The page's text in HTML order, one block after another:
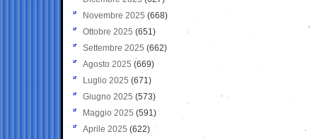
Novembre 2025 (668)
Ottobre 2025 (651)
Settembre 2025 (662)
Agosto 2025 (669)
Luglio 2025 (671)
Giugno 2025 (573)
Maggio 2025 (591)
Aprile 2025 (622)